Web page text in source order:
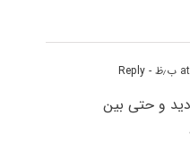
- Reply
بودید و حتی بین